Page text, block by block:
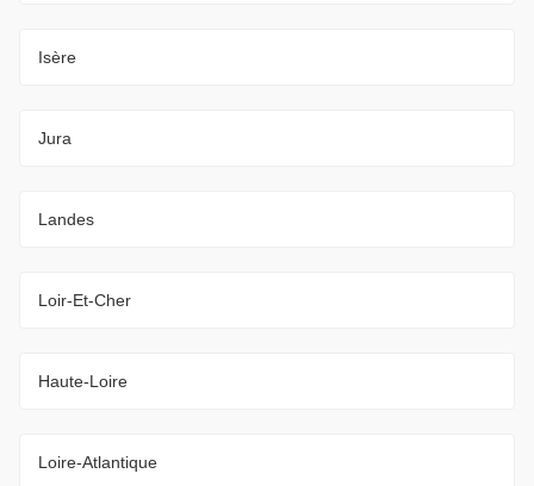
Isère
Jura
Landes
Loir-Et-Cher
Haute-Loire
Loire-Atlantique